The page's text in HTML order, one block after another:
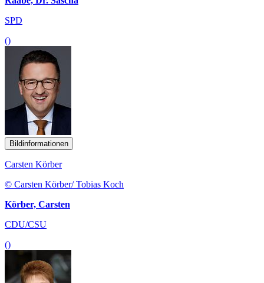
SPD
()
Bildinformationen
Carsten Körber
© Carsten Körber/ Tobias Koch
Körber, Carsten
CDU/CSU
()